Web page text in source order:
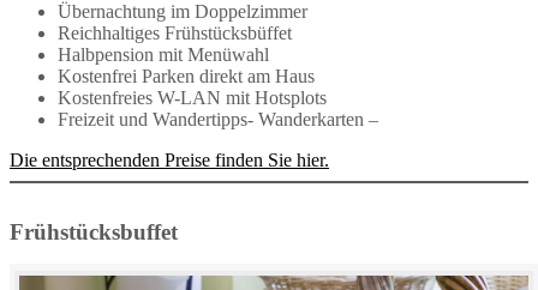
Übernachtung im Doppelzimmer
Reichhaltiges Frühstücksbüffet
Halbpension mit Menüwahl
Kostenfrei Parken direkt am Haus
Kostenfreies W-LAN mit Hotsplots
Freizeit und Wandertipps- Wanderkarten –
Die entsprechenden Preise finden Sie hier.
Frühstücksbuffet